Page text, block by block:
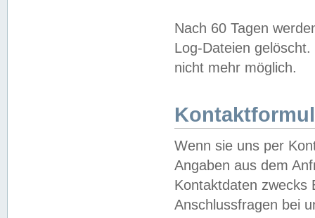
Nach 60 Tagen
Log-Dateien
nicht mehr möglich.
Wenn sie uns per
Angaben aus dem
Kontaktdaten zwecks
Anschlussfragen bei